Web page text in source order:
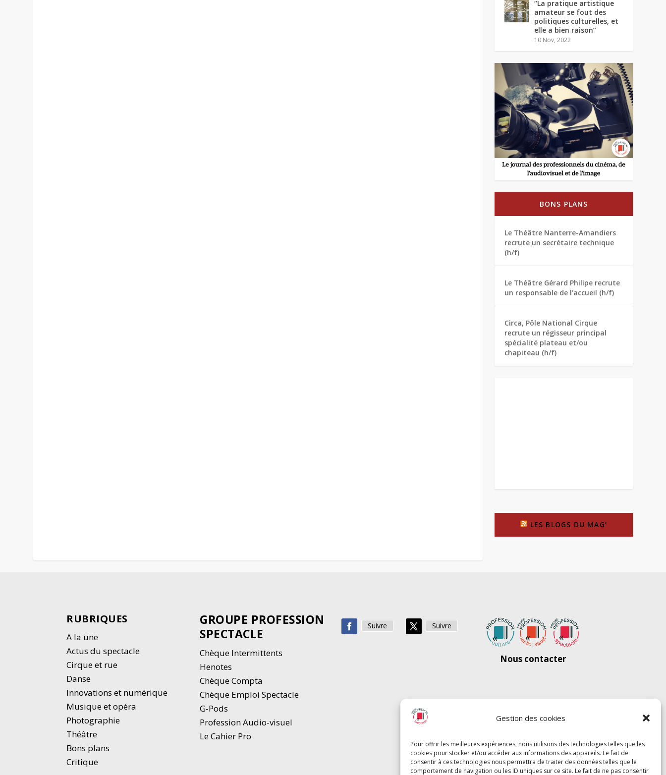
Gestion des cookies
Pour offrir les meilleures expériences, nous utilisons des technologies telles que les
cookies pour stocker et/ou accéder aux informations des appareils. Le fait de
consentir à ces technologies nous permettra de traiter des données telles que le
comportement de navigation ou les ID uniques sur ce site. Le fait de ne pas consentir
“La pratique artistique
amateur se fout des
politiques culturelles, et
elle a bien raison”
10 Nov, 2022
BONS PLANS
Le Théâtre Nanterre-Amandiers
recrute un secrétaire technique
(h/f)
Le Théâtre Gérard Philipe recrute
un responsable de l’accueil (h/f)
Circa, Pôle National Cirque
recrute un régisseur principal
spécialité plateau et/ou
chapiteau (h/f)
LES BLOGS DU MAG’
RUBRIQUES
A la une
Actus du spectacle
Cirque et rue
Danse
Innovations et numérique
Musique et opéra
Photographie
Théâtre
Bons plans
Critique
GROUPE PROFESSION
SPECTACLE
Chèque Intermittents
Henotes
Chèque Compta
Chèque Emploi Spectacle
G-Pods
Profession Audio-visuel
Le Cahier Pro
Suivre Suivre
Nous contacter